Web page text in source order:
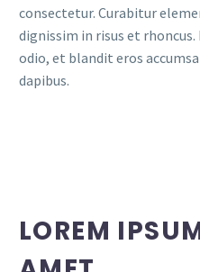
consectetur. Curabitur
dignissim in risus et
odio, et blandit eros
dapibus.
LOREM